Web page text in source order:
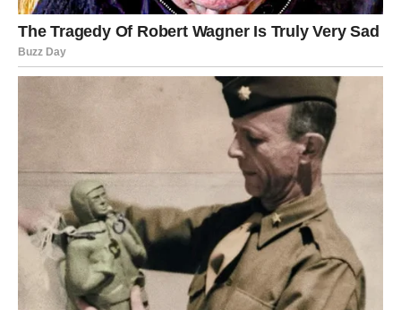
RIBE – MAGIJA, NEŽNOST I
KARMČKA LJUBAV
Ribe su pod najjačom romantičnom energijom ovog
vikenda. Intuicija vam je izuzetno snažna.